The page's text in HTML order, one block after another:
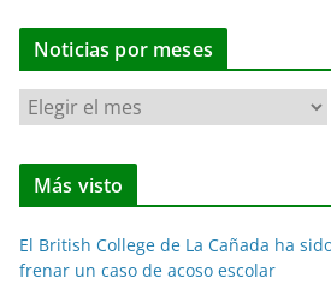
Noticias por meses
N
o
t
i
a
Más visto
El British College de La Cañada ha
frenar un caso de acoso escolar